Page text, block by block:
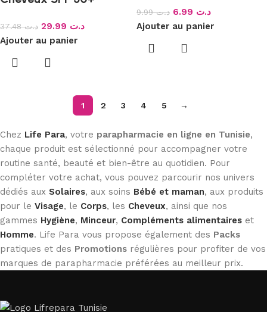
د.ت37.48 د.ت
Ajouter au panier
د.ت9.99 د.ت
Ajouter au panier
1 2 3 4 5 →
Chez Life Para, votre parapharmacie en ligne en Tunisie,
chaque produit est sélectionné pour accompagner votre
routine santé, beauté et bien-être au quotidien. Pour
compléter votre achat, vous pouvez parcourir nos univers
dédiés aux Solaires, aux soins Bébé et maman, aux produits
pour le Visage, le Corps, les Cheveux, ainsi que nos
gammes Hygiène, Minceur, Compléments alimentaires et
Homme. Life Para vous propose également des Packs
pratiques et des Promotions régulières pour profiter de vos
marques de parapharmacie préférées au meilleur prix.